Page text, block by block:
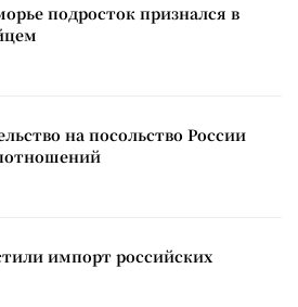
подросток признался в
на посольство России
импорт российских